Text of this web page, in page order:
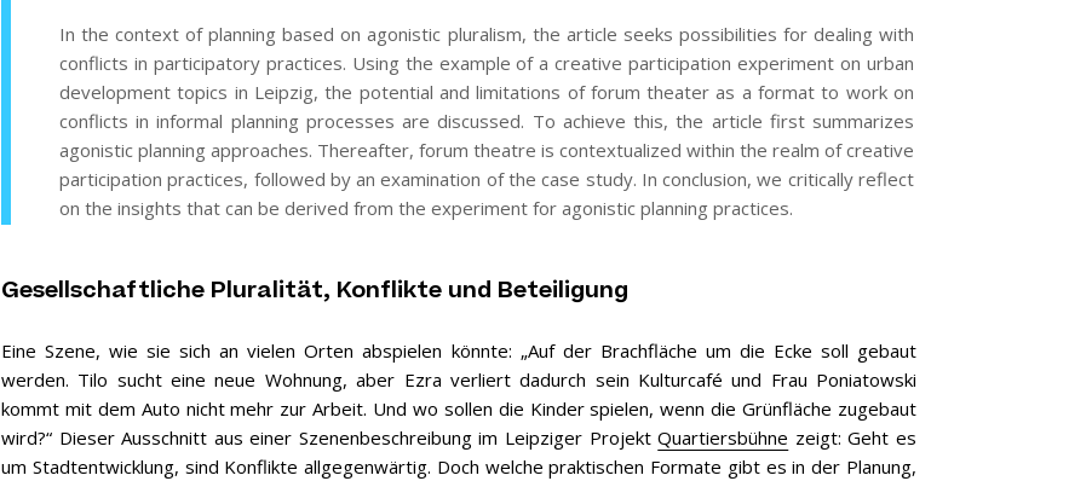
In the context of planning based on agonistic pluralism, the article seeks possibilities for dealing with
conflicts in participatory practices. Using the example of a creative participation experiment on urban
development topics in Leipzig, the potential and limitations of forum theater as a format to work on
conflicts in informal planning processes are discussed. To achieve this, the article first summarizes
agonistic planning approaches. Thereafter, forum theatre is contextualized within the realm of creative
participation practices, followed by an examination of the case study. In conclusion, we critically reflect
on the insights that can be derived from the experiment for agonistic planning practices.
Gesellschaftliche Pluralität, Konflikte und Beteiligung
Eine Szene, wie sie sich an vielen Orten abspielen könnte: „Auf der Brachfläche um die Ecke soll gebaut
werden. Tilo sucht eine neue Wohnung, aber Ezra verliert dadurch sein Kulturcafé und Frau Poniatowski
kommt mit dem Auto nicht mehr zur Arbeit. Und wo sollen die Kinder spielen, wenn die Grünfläche zugebaut
wird?“ Dieser Ausschnitt aus einer Szenenbeschreibung im Leipziger ProjektQuartiersbühne zeigt: Geht es
um Stadtentwicklung, sind Konflikte allgegenwärtig. Doch welche praktischen Formate gibt es in der Planung,